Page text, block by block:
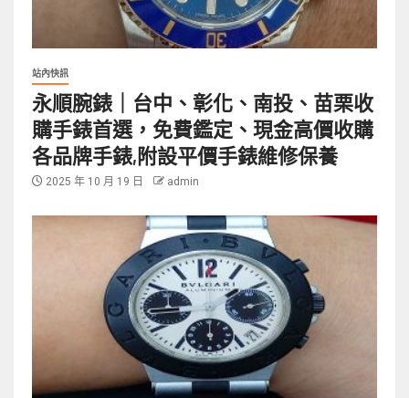
站內快訊
永順腕錶｜台中、彰化、南投、苗栗收
購手錶首選，免費鑑定、現金高價收購
各品牌手錶,附設平價手錶維修保養
2025 年 10 月 19 日 admin